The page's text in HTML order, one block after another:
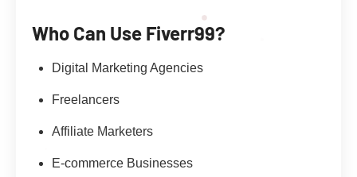
Who Can Use Fiverr99?
Digital Marketing Agencies
Freelancers
Affiliate Marketers
E-commerce Businesses